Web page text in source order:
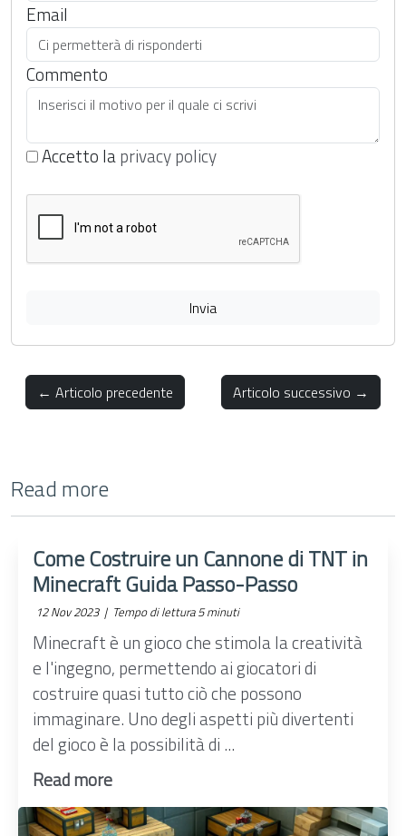
Email
Commento
Accetto laprivacy policy
Invia
← Articolo precedente Articolo successivo →
Read more
Come Costruire un Cannone di TNT in
Minecraft Guida Passo-Passo
12 Nov 2023 | Tempo di lettura 5 minuti
Minecraft è un gioco che stimola la creatività
e l'ingegno, permettendo ai giocatori di
costruire quasi tutto ciò che possono
immaginare. Uno degli aspetti più divertenti
del gioco è la possibilità di ...
Read more